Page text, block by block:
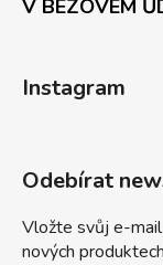
V BEZOVÉM
Instagram
Odebírat
Vložte svůj e-
nových